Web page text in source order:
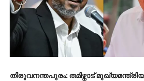
തിരുവനന്തപുരം: തമിഴ്നാട്